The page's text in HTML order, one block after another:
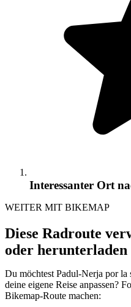
Interessanter Ort
WEITER MIT BIKEMAP
Diese Radroute
oder herunterladen
Du möchtest Padul-Nerja por la
deine eigene Reise anpassen?
Bikemap-Route machen: